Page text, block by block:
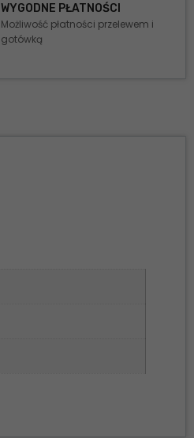
WYGODNE PŁATNOŚCI
Możliwość płatności przelewem i
gotówką